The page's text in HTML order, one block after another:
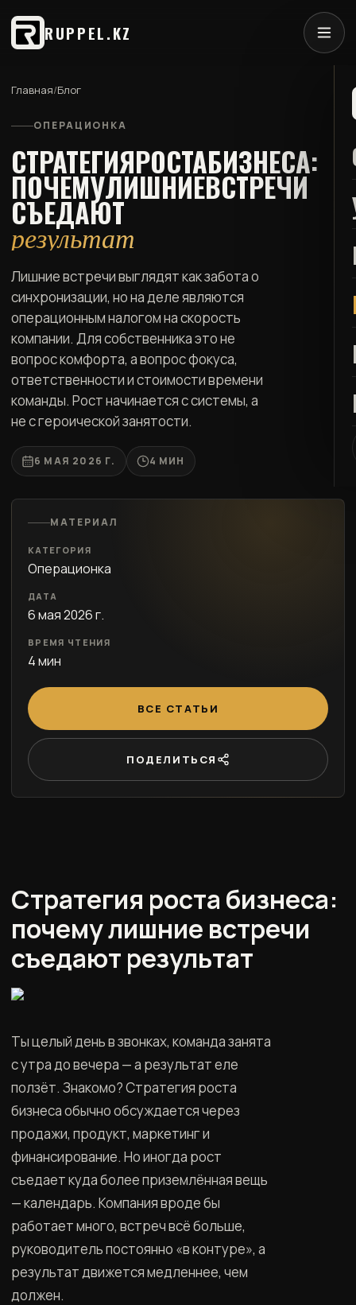
RUPPEL.KZ
Главная/Блог
ОПЕРАЦИОНКА
СТРАТЕГИЯРОСТАБИЗНЕСА:
ПОЧЕМУЛИШНИЕВСТРЕЧИ
СЪЕДАЮТ
результат
Лишние встречи выглядят как забота о
синхронизации, но на деле являются
операционным налогом на скорость
компании. Для собственника это не
вопрос комфорта, а вопрос фокуса,
ответственности и стоимости времени
команды. Рост начинается с системы, а
не с героической занятости.
6 МАЯ 2026 Г. 4 МИН
МАТЕРИАЛ
КАТЕГОРИЯ
Операционка
ДАТА
6 мая 2026 г.
ВРЕМЯ ЧТЕНИЯ
4 мин
ВСЕ СТАТЬИ
ПОДЕЛИТЬСЯ
Стратегия роста бизнеса:
почему лишние встречи
съедают результат
Ты целый день в звонках, команда занята
с утра до вечера — а результат еле
ползёт. Знакомо? Стратегия роста
бизнеса обычно обсуждается через
продажи, продукт, маркетинг и
финансирование. Но иногда рост
съедает куда более приземлённая вещь
— календарь. Компания вроде бы
работает много, встреч всё больше,
руководитель постоянно «в контуре», а
результат движется медленнее, чем
должен.